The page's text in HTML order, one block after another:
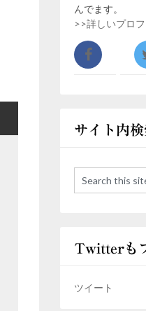
んでます。
>>詳しいプロ
サイト内検
Twitterも
ツイート